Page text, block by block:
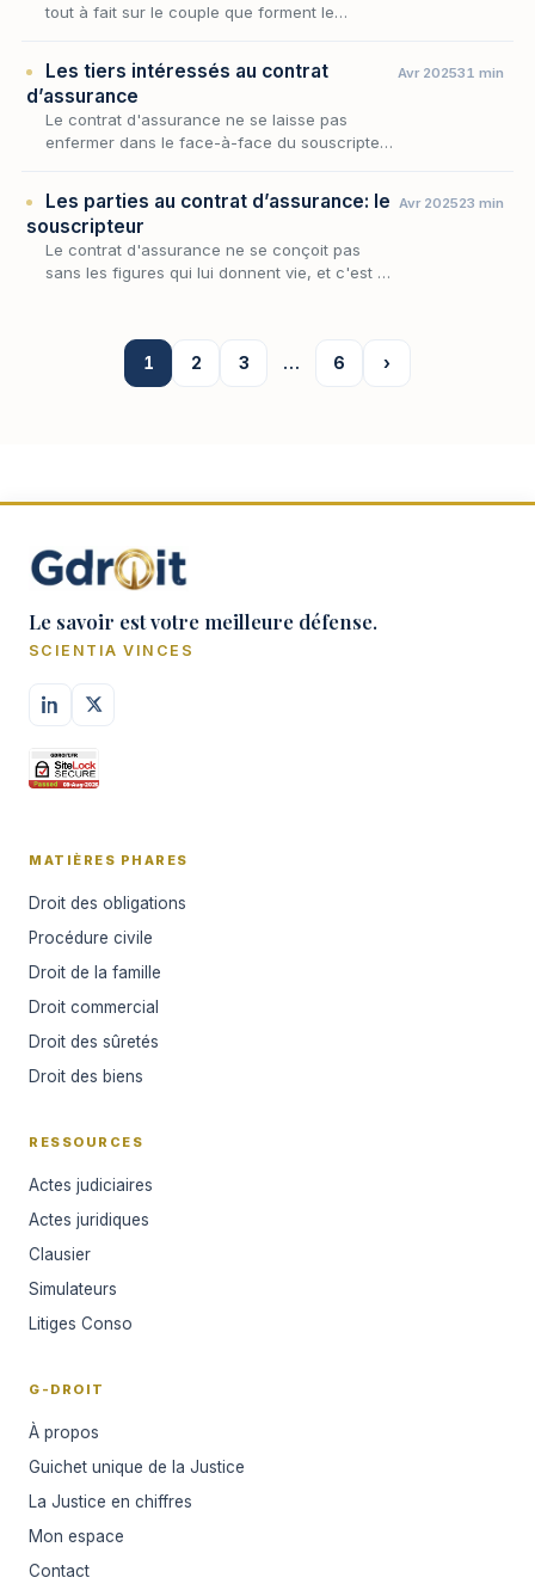
tout à fait sur le couple que forment le
consen…
Les tiers intéressés au contrat
d’assurance
Le contrat d'assurance ne se laisse pas
enfermer dans le face-à-face du souscripteur
Avr 202531 min
Les parties au contrat d’assurance: le
souscripteur
Le contrat d'assurance ne se conçoit pas
sans les figures qui lui donnent vie, et c'est au
Avr 202523 min
1 2 3 … 6 ›
Le savoir est votre meilleure défense.
SCIENTIA VINCES
MATIÈRES PHARES
Droit des obligations
Procédure civile
Droit de la famille
Droit commercial
Droit des sûretés
Droit des biens
RESSOURCES
Actes judiciaires
Actes juridiques
Clausier
Simulateurs
Litiges Conso
G-DROIT
À propos
Guichet unique de la Justice
La Justice en chiffres
Mon espace
Contact